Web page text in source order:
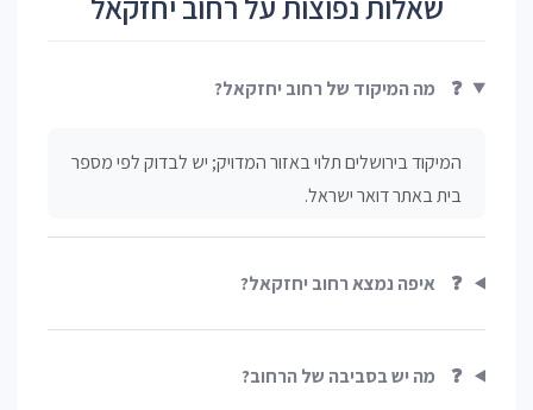
❓ מה המיקוד של רחוב יחזקאל?
המיקוד בירושלים תלוי באזור המדויק; יש לבדוק לפי מספר
בית באתר דואר ישראל.
❓ איפה נמצא רחוב יחזקאל?
❓ מה יש בסביבה של הרחוב?